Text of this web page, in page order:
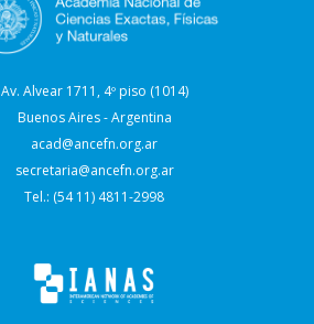
Av. Alvear 1711, 4º piso (1014)
Buenos Aires - Argentina
acad@ancefn.org.ar
secretaria@ancefn.org.ar
Tel.: (54 11) 4811-2998